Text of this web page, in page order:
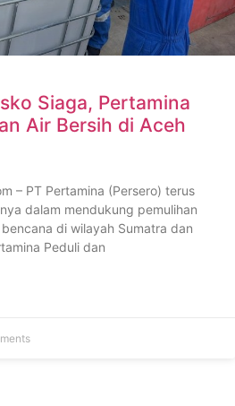
Siaga, Pertamina
Air Bersih di Aceh
– PT Pertamina (Persero) terus
dalam mendukung pemulihan
di wilayah Sumatra dan
Peduli dan